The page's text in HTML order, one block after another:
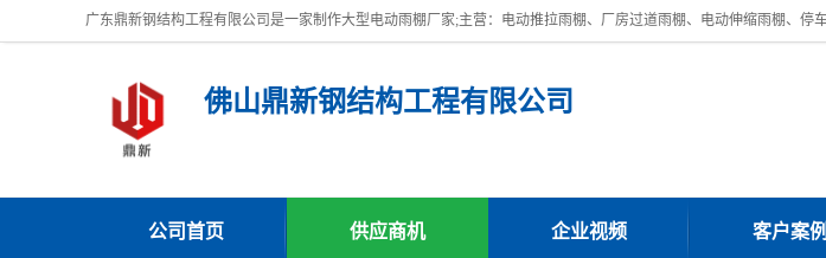
佛山鼎新钢结构工程有限公司
公司首页 供应商机 企业视频 客户案例